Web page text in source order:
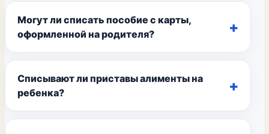
Могут ли списать пособие с карты,
оформленной на родителя?
Списывают ли приставы алименты на
ребенка?